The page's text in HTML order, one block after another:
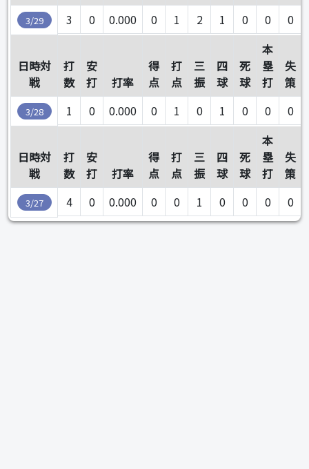
3/29 3 0 0.000 0 1 2 1 0 0 0
日時対
戦
打
数
安
打
打率
得
点
打
点
三
振
四
球
死
球
本
塁
打
失
策
3/28 1 0 0.000 0 1 0 1 0 0 0
日時対
戦
打
数
安
打
打率
得
点
打
点
三
振
四
球
死
球
本
塁
打
失
策
3/27 4 0 0.000 0 0 1 0 0 0 0